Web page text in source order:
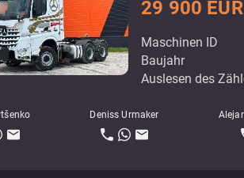
Maschinen ID
Baujahr
Auslesen des
Deniss Urmaker
29 900 EUR